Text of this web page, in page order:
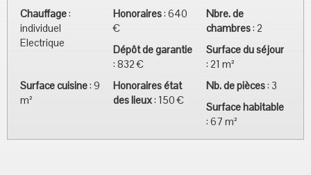
Chauffage:
individuel
Electrique
Honoraires:640
€
Nbre. de
chambres:2
Dépôt de garantie
:832 €
Surface du séjour
: 21 m²
Surface cuisine:9
m²
Honoraires état
des lieux: 150 €
Nb. de pièces: 3
Surface habitable
:67 m²